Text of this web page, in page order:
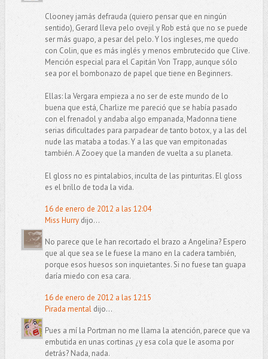
Clooney jamás defrauda (quiero pensar que en ningún
sentido), Gerard lleva pelo ovejil y Rob está que no se puede
ser más guapo, a pesar del pelo. Y los ingleses, me quedo
con Colin, que es más inglés y menos embrutecido que Clive.
Mención especial para el Capitán Von Trapp, aunque sólo
sea por el bombonazo de papel que tiene en Beginners.
Ellas: la Vergara empieza a no ser de este mundo de lo
buena que está, Charlize me pareció que se había pasado
con el frenadol y andaba algo empanada, Madonna tiene
serias dificultades para parpadear de tanto botox, y a las del
nude las mataba a todas. Y a las que van empitonadas
también. A Zooey que la manden de vuelta a su planeta.
El gloss no es pintalabios, inculta de las pinturitas. El gloss
es el brillo de toda la vida.
16 de enero de 2012 a las 12:04
Miss Hurrydijo...
No parece que le han recortado el brazo a Angelina? Espero
que al que sea se le fuese la mano en la cadera también,
porque esos huesos son inquietantes. Si no fuese tan guapa
daría miedo con esa cara.
16 de enero de 2012 a las 12:15
Pirada mentaldijo...
Pues a mí la Portman no me llama la atención, parece que va
embutida en unas cortinas ¿y esa cola que le asoma por
detrás? Nada, nada.